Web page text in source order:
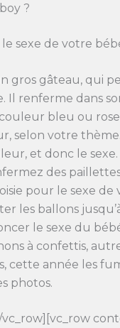
?
sexe de votre
gros gâteau, qui
Il renferme dans
bleu ou
selon votre
et donc le sexe.
des
pour le sexe
les ballons
le sexe du
à confettis,
cette année les
photos.